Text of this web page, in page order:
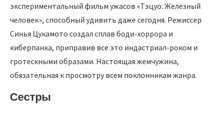
экспериментальный фильм ужасов «Тэцуо: Железный
человек», способный удивить даже сегодня. Режиссер
Синья Цукамото создал сплав боди-хоррора и
киберпанка, приправив все это индастриал-роком и
гротескными образами. Настоящая жемчужина,
обязательная к просмотру всем поклонникам жанра.
Сестры